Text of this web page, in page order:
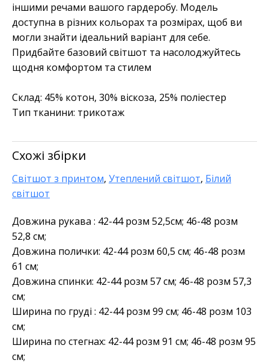
іншими речами вашого гардеробу. Модель
доступна в різних кольорах та розмірах, щоб ви
могли знайти ідеальний варіант для себе.
Придбайте базовий світшот та насолоджуйтесь
щодня комфортом та стилем
Склад: 45% котон, 30% віскоза, 25% поліестер
Тип тканини: трикотаж
Схожі збірки
Світшот з принтом, Утеплений світшот, Білий
світшот
Довжина рукава : 42-44 розм 52,5см; 46-48 розм
52,8 см;
Довжина полички: 42-44 розм 60,5 см; 46-48 розм
61 см;
Довжина спинки: 42-44 розм 57 см; 46-48 розм 57,3
см;
Ширина по груді : 42-44 розм 99 см; 46-48 розм 103
см;
Ширина по стегнах: 42-44 розм 91 см; 46-48 розм 95
см;